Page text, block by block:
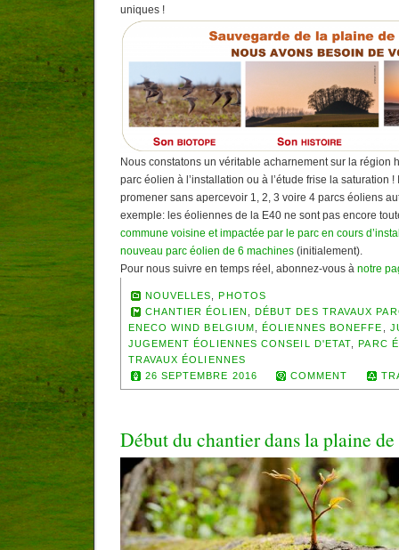
uniques !
Nous constatons un véritable acharnement sur la région
parc éolien à l’installation ou à l’étude frise la saturation !
promener sans apercevoir 1, 2, 3 voire 4 parcs éoliens
exemple: les éoliennes de la E40 ne sont pas encore
commune voisine et impactée par le parc en cours
nouveau parc éolien de 6 machines (initialement).
Pour nous suivre en temps réel, abonnez-vous à notre
NOUVELLES
PHOTOS
CHANTIER ÉOLIEN
DÉBUT DES TRAVAUX
ENECO WIND BELGIUM
ÉOLIENNES BONEFFE
JUGEMENT ÉOLIENNES CONSEIL D'ETAT
PARC
TRAVAUX ÉOLIENNES
26 SEPTEMBRE 2016
COMMENT
Début du chantier dans la plaine